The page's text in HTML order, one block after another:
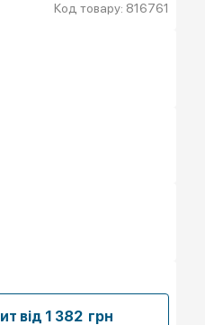
Код товару: 816761
В кредит від 1 382 грн